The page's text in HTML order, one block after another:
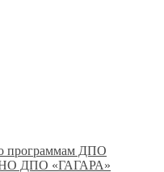
программам ДПО
ДПО «ГАГАРА»